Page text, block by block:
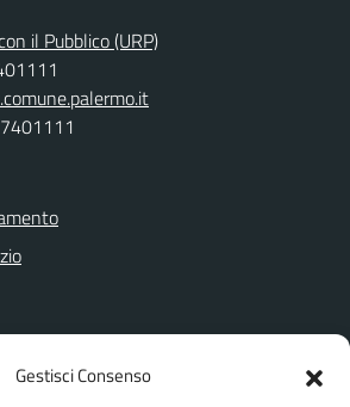
Gestisci Consenso
il Pubblico (URP)